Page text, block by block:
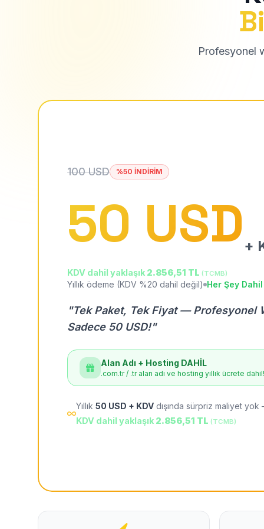
Profesyonel
100 USD %50 İNDİRİM
50 USD +
KDV dahil yaklaşık 2.856,51 TL (TCMB)
Yıllık ödeme (KDV %20 dahil değil) Her Şey Dahil
"Tek Paket, Tek Fiyat — Profesyonel
Sadece 50 USD!"
Alan Adı + Hosting DAHİL
.com.tr / .tr alan adı ve hosting yıllık ücrete dahil!
Yıllık 50 USD + KDV dışında sürpriz maliyet
KDV dahil yaklaşık 2.856,51 TL (TCMB)